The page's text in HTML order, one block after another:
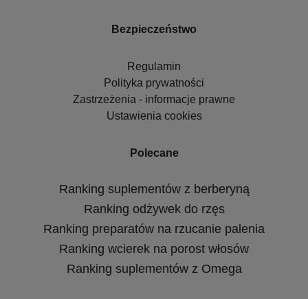
Bezpieczeństwo
Regulamin
Polityka prywatności
Zastrzeżenia - informacje prawne
Ustawienia cookies
Polecane
Ranking suplementów z berberyną
Ranking odżywek do rzęs
Ranking preparatów na rzucanie palenia
Ranking wcierek na porost włosów
Ranking suplementów z Omega